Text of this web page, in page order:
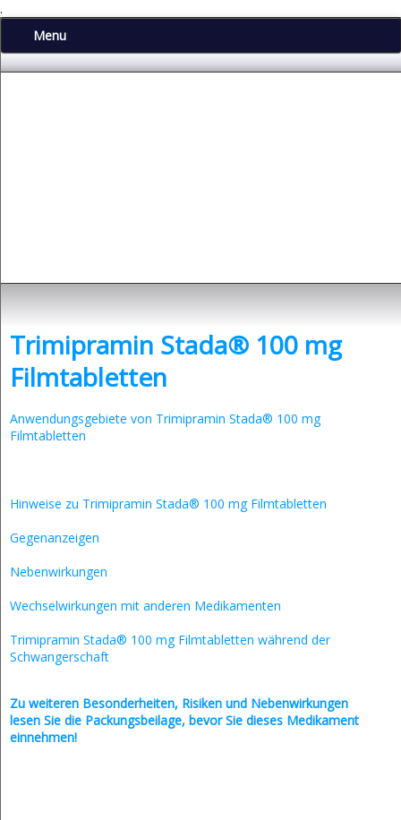
.
Menu
Trimipramin Stada® 100 mg
Filmtabletten
Anwendungsgebiete von Trimipramin Stada® 100 mg
Filmtabletten
Hinweise zu Trimipramin Stada® 100 mg Filmtabletten
Gegenanzeigen
Nebenwirkungen
Wechselwirkungen mit anderen Medikamenten
Trimipramin Stada® 100 mg Filmtabletten während der
Schwangerschaft
Zu weiteren Besonderheiten, Risiken und Nebenwirkungen
lesen Sie die Packungsbeilage, bevor Sie dieses Medikament
einnehmen!